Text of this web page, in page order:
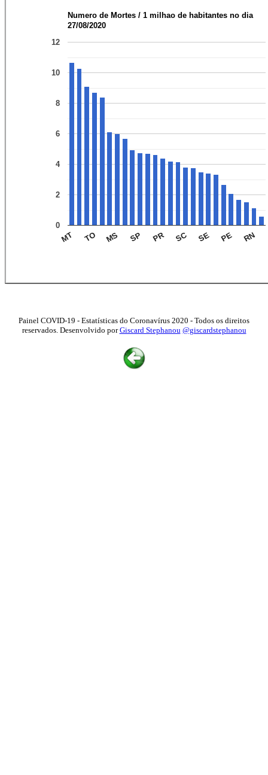
Numero de Mortes / 1 milhao de habitantes no dia
27/08/2020
MT TO MS SP PR SC SE PE RN
0
2
4
6
8
10
12
Painel COVID-19 - Estatísticas do Coronavírus 2020 - Todos os direitos
reservados. Desenvolvido porGiscard Stephanou @giscardstephanou